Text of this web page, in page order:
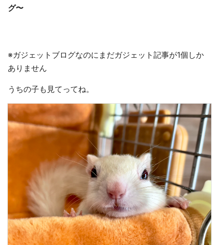
グ〜
※ガジェットブログなのにまだガジェット記事が1個しか
ありません
うちの子も見てってね。